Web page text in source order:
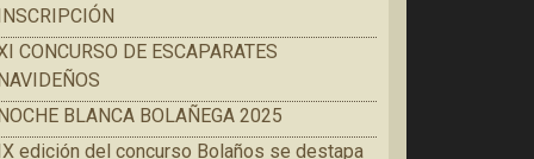
CONCURSO DE ESCAPARATES
BLANCA BOLAÑEGA 2025
edición del concurso Bolaños se destapa